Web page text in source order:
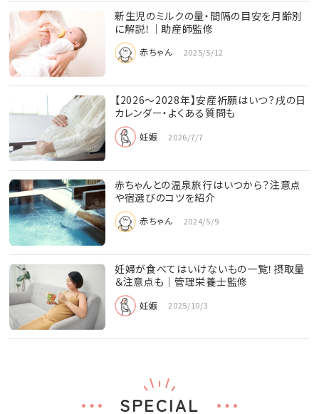
新生児のミルクの量・間隔の目安を月齢別
に解説！｜助産師監修
赤ちゃん 2025/5/12
【2026〜2028年】安産祈願はいつ？戌の日
カレンダー・よくある質問も
妊娠 2026/7/7
赤ちゃんとの温泉旅行はいつから？注意点
や宿選びのコツを紹介
赤ちゃん 2024/5/9
妊婦が食べてはいけないもの一覧！摂取量
＆注意点も│管理栄養士監修
妊娠 2025/10/3
SPECIAL